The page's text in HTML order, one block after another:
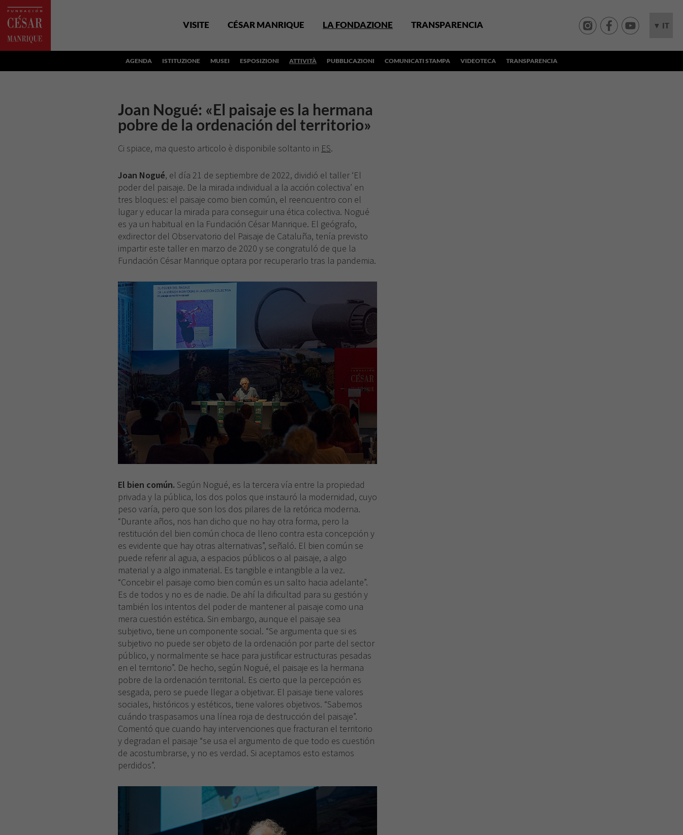
VISITE CÉSAR MANRIQUE LA FONDAZIONE TRANSPARENCIA ▼ IT
AGENDA ISTITUZIONE MUSEI ESPOSIZIONI ATTIVITÀ PUBBLICAZIONI COMUNICATI STAMPA VIDEOTECA TRANSPARENCIA
Joan Nogué: «El paisaje es la hermana
pobre de la ordenación del territorio»
Ci spiace, ma questo articolo è disponibile soltanto in ES.
Joan Nogué, el día 21 de septiembre de 2022, dividió el taller ‘El
poder del paisaje. De la mirada individual a la acción colectiva’ en
tres bloques: el paisaje como bien común, el reencuentro con el
lugar y educar la mirada para conseguir una ética colectiva. Nogué
es ya un habitual en la Fundación César Manrique. El geógrafo,
exdirector del Observatorio del Paisaje de Cataluña, tenía previsto
impartir este taller en marzo de 2020 y se congratuló de que la
Fundación César Manrique optara por recuperarlo tras la pandemia.
El bien común. Según Nogué, es la tercera vía entre la propiedad
privada y la pública, los dos polos que instauró la modernidad, cuyo
peso varía, pero que son los dos pilares de la retórica moderna.
“Durante años, nos han dicho que no hay otra forma, pero la
restitución del bien común choca de lleno contra esta concepción y
es evidente que hay otras alternativas”, señaló. El bien común se
puede referir al agua, a espacios públicos o al paisaje, a algo
material y a algo inmaterial. Es tangible e intangible a la vez.
“Concebir el paisaje como bien común es un salto hacia adelante”.
Es de todos y no es de nadie. De ahí la dificultad para su gestión y
también los intentos del poder de mantener al paisaje como una
mera cuestión estética. Sin embargo, aunque el paisaje sea
subjetivo, tiene un componente social. “Se argumenta que si es
subjetivo no puede ser objeto de la ordenación por parte del sector
público, y normalmente se hace para justificar estructuras pesadas
en el territorio”. De hecho, según Nogué, el paisaje es la hermana
pobre de la ordenación territorial. Es cierto que la percepción es
sesgada, pero se puede llegar a objetivar. El paisaje tiene valores
sociales, históricos y estéticos, tiene valores objetivos. “Sabemos
cuándo traspasamos una línea roja de destrucción del paisaje”.
Comentó que cuando hay intervenciones que fracturan el territorio
y degradan el paisaje “se usa el argumento de que todo es cuestión
de acostumbrarse, y no es verdad. Si aceptamos esto estamos
perdidos”.